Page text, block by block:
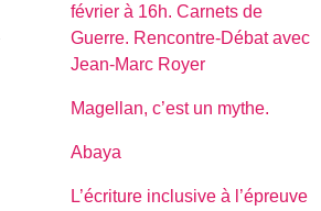
février à 16h. Carnets de
Guerre. Rencontre-Débat avec
Jean-Marc Royer
Magellan, c’est un mythe.
Abaya
L’écriture inclusive à l’épreuve